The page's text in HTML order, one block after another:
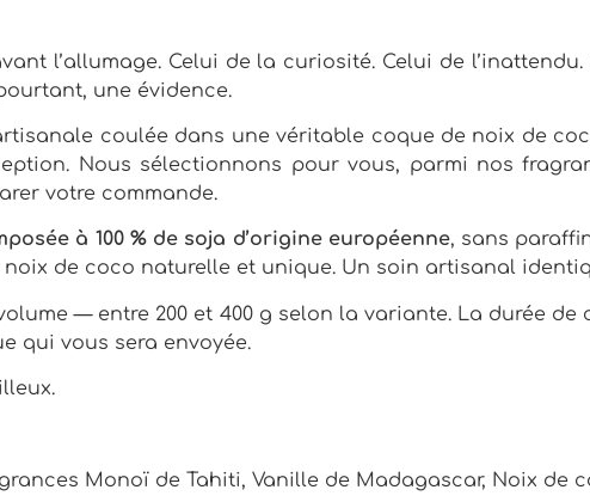
l’allumage. Celui de la curiosité. Celui de l’inattendu.
une évidence.
coulée dans une véritable coque de noix de
Nous sélectionnons pour vous, parmi nos
votre commande.
à 100 % de soja d’origine européenne, sans
noix de coco naturelle et unique. Un soin artisanal
— entre 200 et 400 g selon la variante. La durée
qui vous sera envoyée.
Monoï de Tahiti, Vanille de Madagascar, Noix de